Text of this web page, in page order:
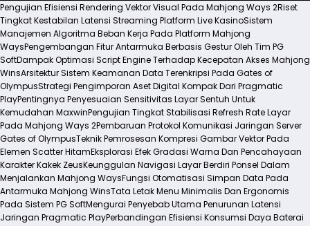
Pengujian Efisiensi Rendering Vektor Visual Pada Mahjong Ways 2Riset
Tingkat Kestabilan Latensi Streaming Platform Live KasinoSistem
Manajemen Algoritma Beban Kerja Pada Platform Mahjong
WaysPengembangan Fitur Antarmuka Berbasis Gestur Oleh Tim PG
SoftDampak Optimasi Script Engine Terhadap Kecepatan Akses Mahjong
WinsArsitektur Sistem Keamanan Data Terenkripsi Pada Gates of
OlympusStrategi Pengimporan Aset Digital Kompak Dari Pragmatic
PlayPentingnya Penyesuaian Sensitivitas Layar Sentuh Untuk
Kemudahan MaxwinPengujian Tingkat Stabilisasi Refresh Rate Layar
Pada Mahjong Ways 2Pembaruan Protokol Komunikasi Jaringan Server
Gates of OlympusTeknik Pemrosesan Kompresi Gambar Vektor Pada
Elemen Scatter HitamEksplorasi Efek Gradasi Warna Dan Pencahayaan
Karakter Kakek ZeusKeunggulan Navigasi Layar Berdiri Ponsel Dalam
Menjalankan Mahjong WaysFungsi Otomatisasi Simpan Data Pada
Antarmuka Mahjong WinsTata Letak Menu Minimalis Dan Ergonomis
Pada Sistem PG SoftMengurai Penyebab Utama Penurunan Latensi
Jaringan Pragmatic PlayPerbandingan Efisiensi Konsumsi Daya Baterai